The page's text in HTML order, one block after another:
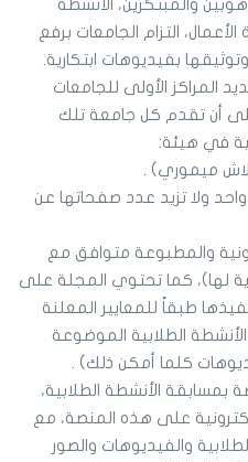
والمبتكرين، الأنشطة
الأعمال، التزام الجامعات برفع
بفيديوهات ابتكارية.
المراكز الأولى للجامعات
أن تقدم كل جامعة تلك
في هيئة:
ولا تزيد عدد صفحاتها عن
والمطبوعة متوافق مع
لها)، كما تحتوي المجلة على
طبقاً للمعايير المعلنة
الطلابية الموضوعة
كلما أمكن ذلك) .
بمسابقة الأنشطة الطلابية،
على هذه المنصة، مع
والفيديوهات والصور